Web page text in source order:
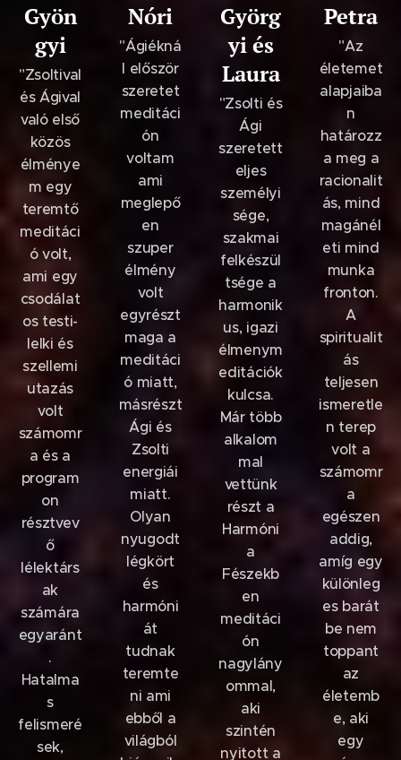
Gyön
gyi
"Zsoltival
és Ágival
való első
közös
élménye
m egy
teremtő
meditáci
ó volt,
ami egy
csodálat
os testi-
lelki és
szellemi
utazás
volt
számomr
a és a
program
on
résztvev
ő
lélektárs
ak
számára
egyaránt
.
Hatalma
s
felismeré
sek,
Nóri
"Ágiékná
l először
szeretet
meditáci
ón
voltam
ami
meglepő
en
szuper
élmény
volt
egyrészt
maga a
meditáci
ó miatt,
másrészt
Ági és
Zsolti
energiái
miatt.
Olyan
nyugodt
légkört
és
harmóni
át
tudnak
teremte
ni ami
ebből a
világból
Györg
yi és
Laura
"Zsolti és
Ági
szeretett
eljes
személyi
sége,
szakmai
felkészül
tsége a
harmonik
us, igazi
élmenym
editációk
kulcsa.
Már több
alkalom
mal
vettünk
részt a
Harmóni
a
Fészekb
en
meditáci
ón
nagylány
ommal,
aki
szintén
nyitott a
Petra
"Az
életemet
alapjaiba
n
határozz
a meg a
racionalit
ás, mind
magánél
eti mind
munka
fronton.
A
spiritualit
ás
teljesen
ismeretle
n terep
volt a
számomr
a
egészen
addig,
amíg egy
különleg
es barát
be nem
toppant
az
életemb
e, aki
egy